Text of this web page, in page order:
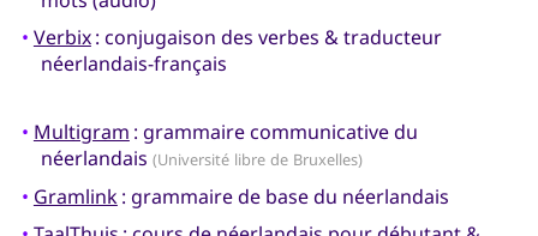
• Verbix: conjugaison des verbes & traducteur
néerlandais-français
• Multigram : grammaire communicative du
néerlandais (Université libre de Bruxelles)
• Gramlink: grammaire de base du néerlandais